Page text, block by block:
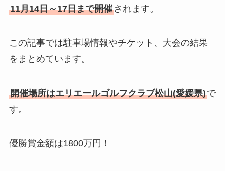
11月14日～17日まで開催されます。
この記事では駐車場情報やチケット、大会の結果
をまとめています。
開催場所はエリエールゴルフクラブ松山(愛媛県)で
す。
優勝賞金額は1800万円！